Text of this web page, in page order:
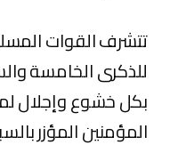
تتشرف القوات
للذكرى الخامسة
بكل خشوع وإجلال
المؤمنين المؤزر